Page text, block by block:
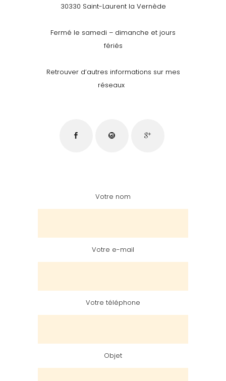
30330 Saint-Laurent la Vernède
Fermé le samedi – dimanche et jours
fériés
Retrouver d’autres informations sur mes
réseaux
Votre nom
Votre e-mail
Votre téléphone
Objet